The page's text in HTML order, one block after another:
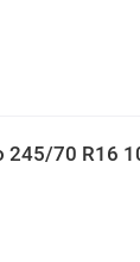
245/70 R16